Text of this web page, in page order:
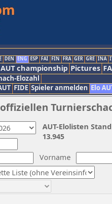
DEN ENG ESP FAI FIN FRA GER GRE INA
AUT championship Pictures
Elozahl
FIDE Spieler anmelden Elo
Vorname
AUT-Elolisten
13.945